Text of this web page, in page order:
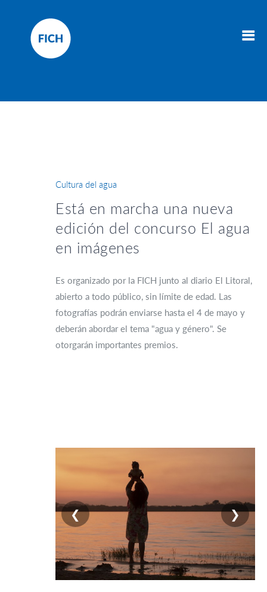
Cultura del agua
Está en marcha una nueva
edición del concurso El agua
en imágenes
Es organizado por la FICH junto al diario El Litoral,
abierto a todo público, sin límite de edad. Las
fotografías podrán enviarse hasta el 4 de mayo y
deberán abordar el tema "agua y género". Se
otorgarán importantes premios.
❮ ❯